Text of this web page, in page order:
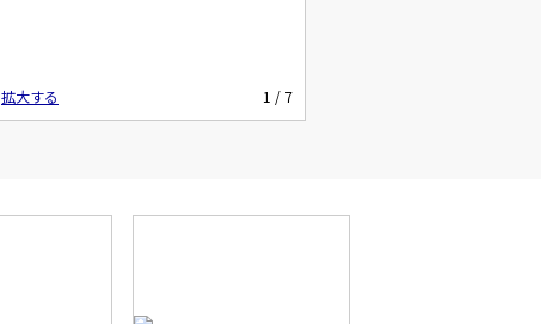
拡大する 1 / 7